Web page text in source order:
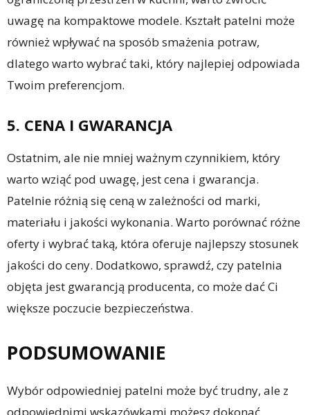
uwagę na kompaktowe modele. Kształt patelni może
również wpływać na sposób smażenia potraw,
dlatego warto wybrać taki, który najlepiej odpowiada
Twoim preferencjom.
5. CENA I GWARANCJA
Ostatnim, ale nie mniej ważnym czynnikiem, który
warto wziąć pod uwagę, jest cena i gwarancja.
Patelnie różnią się ceną w zależności od marki,
materiału i jakości wykonania. Warto porównać różne
oferty i wybrać taką, która oferuje najlepszy stosunek
jakości do ceny. Dodatkowo, sprawdź, czy patelnia
objęta jest gwarancją producenta, co może dać Ci
większe poczucie bezpieczeństwa.
PODSUMOWANIE
Wybór odpowiedniej patelni może być trudny, ale z
odpowiednimi wskazówkami możesz dokonać